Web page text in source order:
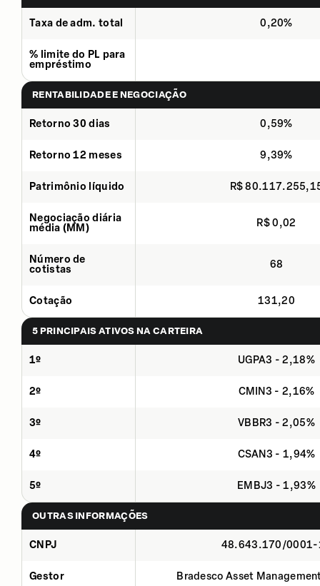
Taxa de adm. total 0,20%
% limite do PL para
empréstimo
RENTABILIDADE E NEGOCIAÇÃO
Retorno 30 dias 0,59%
Retorno 12 meses 9,39%
Patrimônio líquido R$
Negociação diária
média (MM)
R$ 0,02
Número de
cotistas
68
Cotação 131,20
5 PRINCIPAIS ATIVOS NA CARTEIRA
1º UGPA3 - 2,18%
2º CMIN3 - 2,16%
3º VBBR3 - 2,05%
4º CSAN3 - 1,94%
5º EMBJ3 - 1,93%
OUTRAS INFORMAÇÕES
CNPJ 48.643.170/0001-
Gestor Bradesco Asset